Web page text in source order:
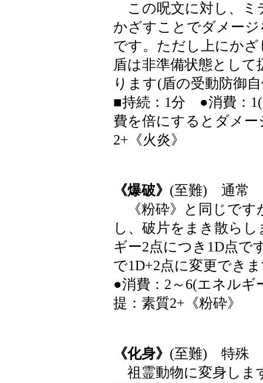
この呪文に対し、ミ
かざすことでダメー
です。ただし上にか
盾は非準備状態とし
ります(盾の受動防御
■持続：1分 ●消費：
費を倍にするとダメ
2+《火炎》
《爆破》 (至難) 通常
《粉砕》と同じです
し、破片をまき散ら
ギー2点につき1D点で
で1D+2点に変更でき
●消費：2～6(エネル
提：素質2+《粉砕》
《化身》 (至難) 特殊
祖霊動物に変身しま